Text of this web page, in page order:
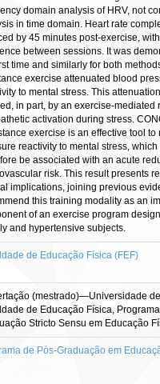
domain analysis of HRV, not
in time domain. Heart rate
by 45 minutes post-exercise,
between sessions. It was
time and similarly for both
exercise attenuated blood
to mental stress. This
in part, by an exercise-mediated
activation during stress.
exercise is an effective tool to
reactivity to mental stress, which
be associated with an acute
risk. This result presents
implications, joining previous
this training modality as an
of an exercise program
and hypertensive subjects.
de Educação Física (FEF)
(mestrado)—Universidade
de Educação Física,
Stricto Sensu em Educação
de Pós-Graduação em